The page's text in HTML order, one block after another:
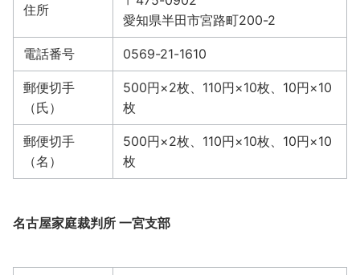
住所
愛知県半田市宮路町200-2
電話番号 0569-21-1610
郵便切手
（氏）
500円×2枚、110円×10枚、10円×10
枚
郵便切手
（名）
500円×2枚、110円×10枚、10円×10
枚
名古屋家庭裁判所 一宮支部